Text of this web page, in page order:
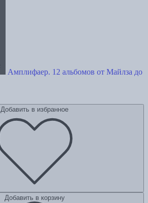
Амплифаер. 12 альбомов от Майлза до
Добавить в избранное
Добавить в корзину